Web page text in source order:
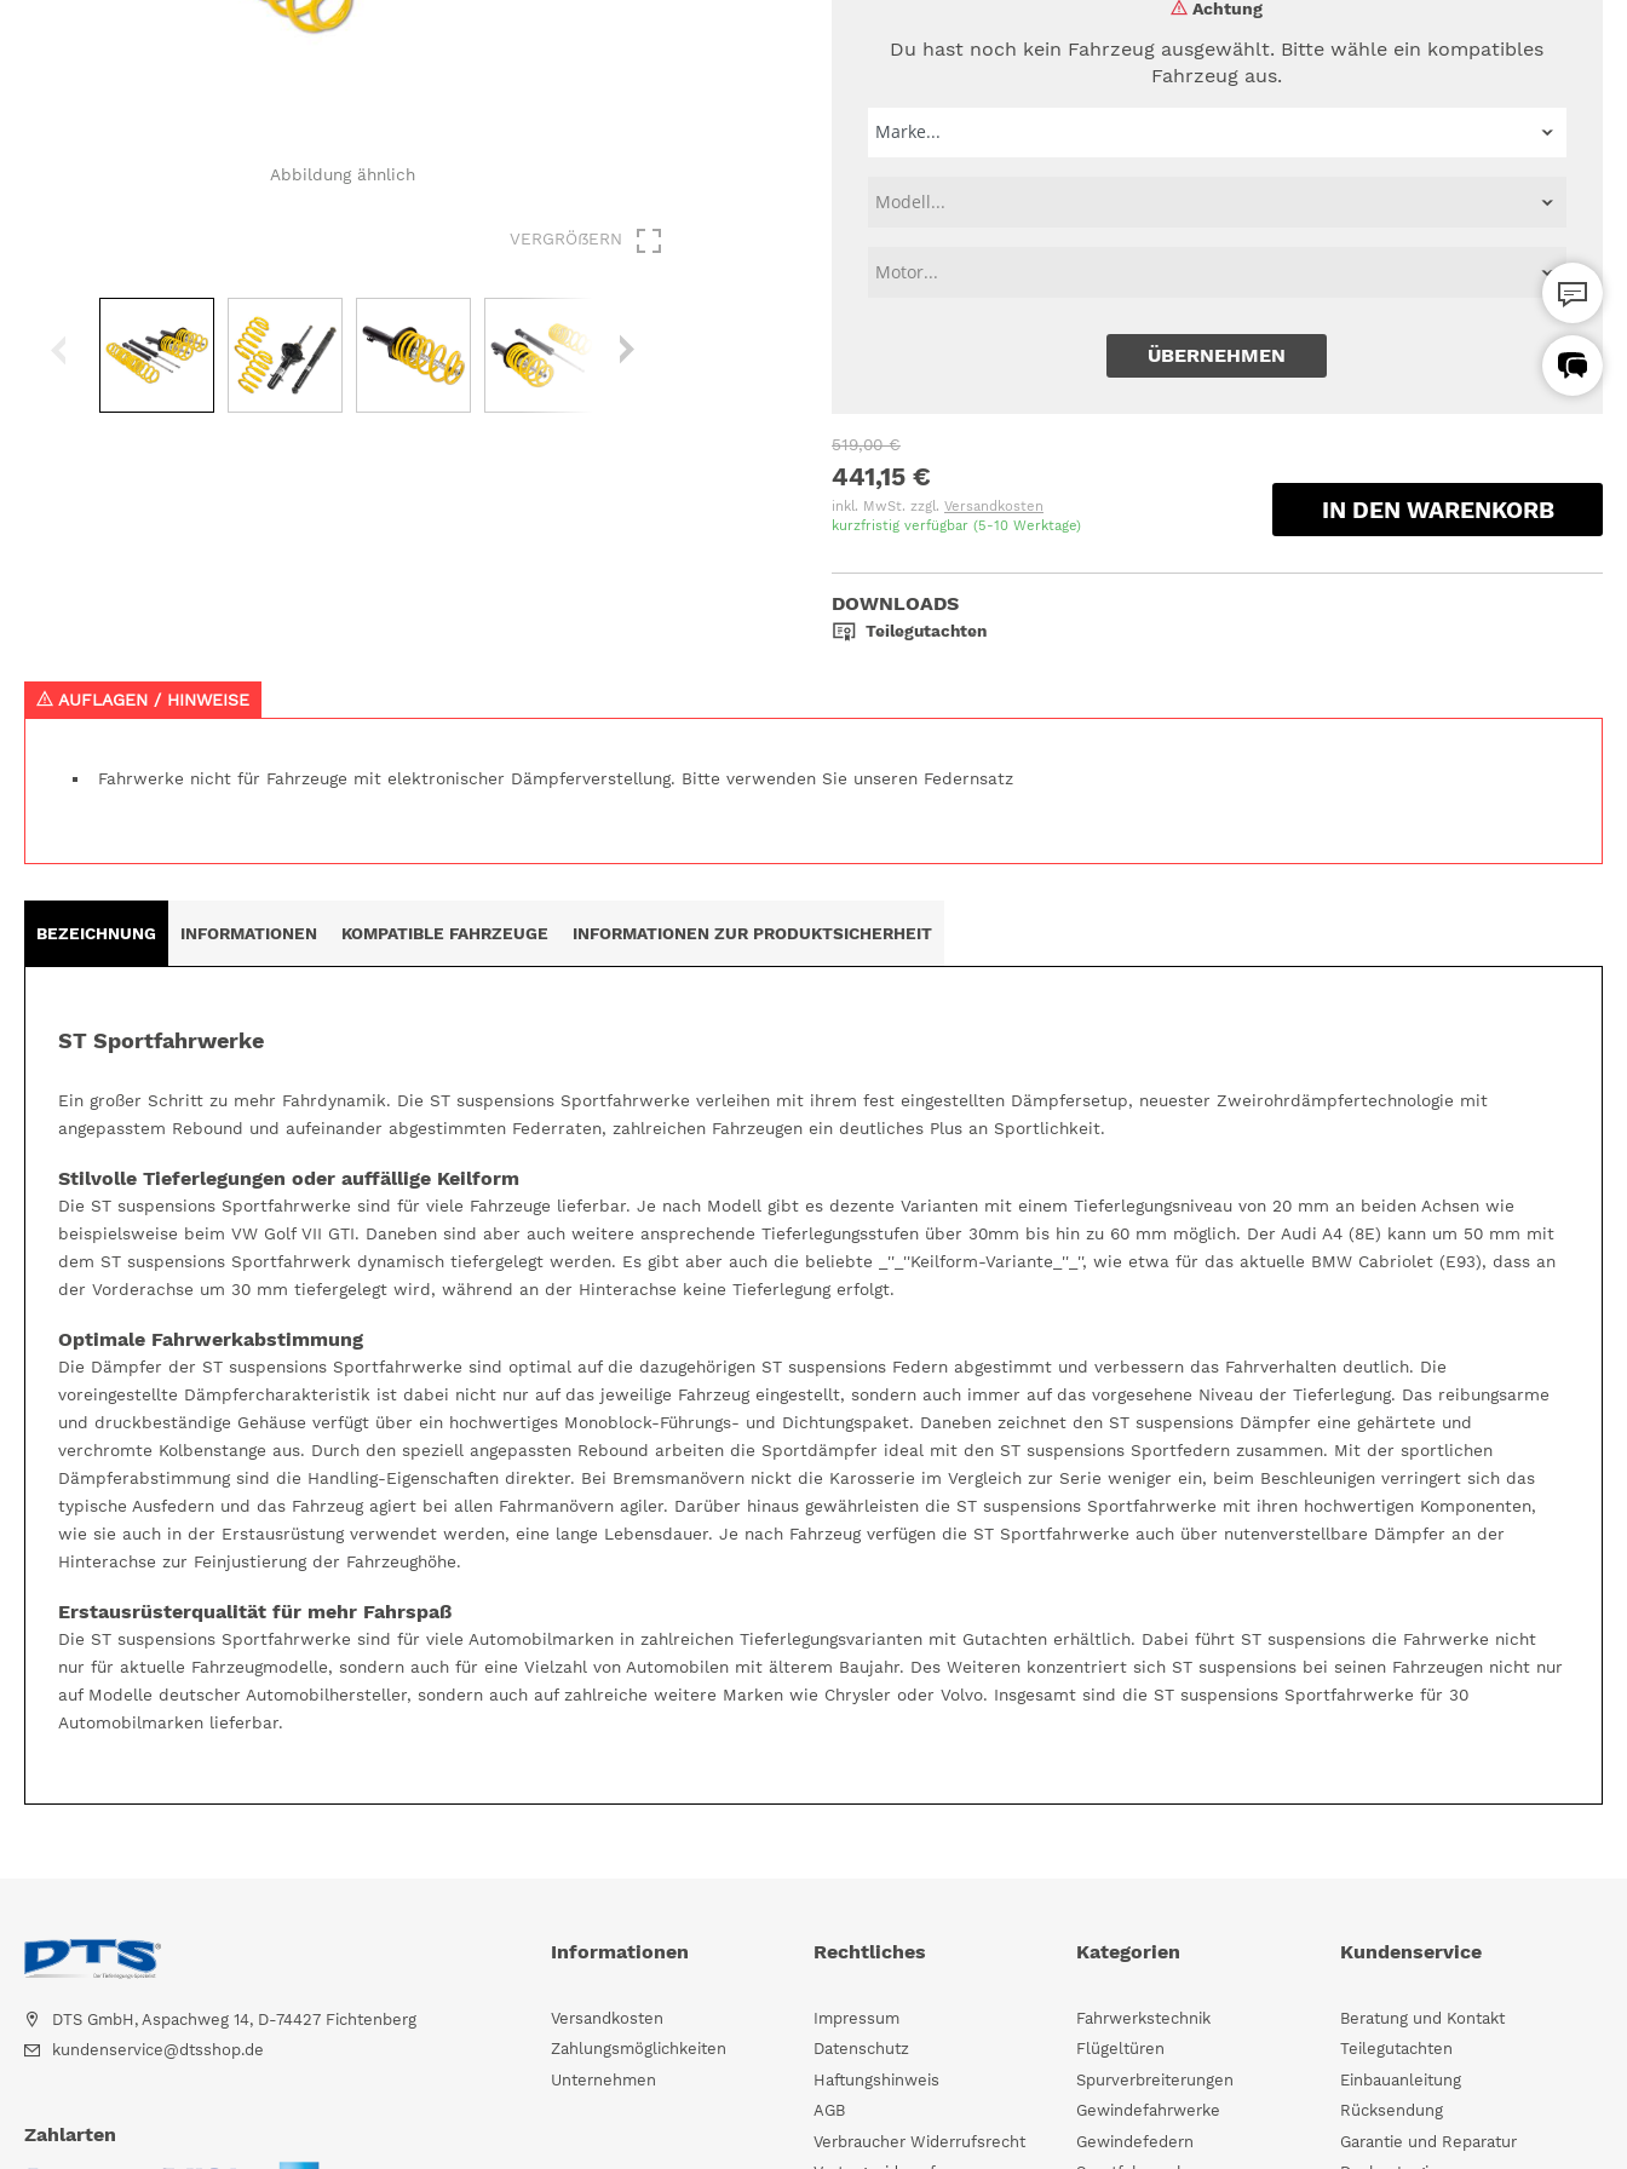
für Skoda
Abbildung ähnlich
VERGRÖßERN
Achtung
Du hast noch kein Fahrzeug ausgewählt. Bitte wähle ein kompatibles
Fahrzeug aus.
ÜBERNEHMEN
519,00 €
441,15 €
inkl. MwSt. zzgl. Versandkosten
kurzfristig verfügbar (5-10 Werktage)
IN DEN WARENKORB
DOWNLOADS
Teilegutachten
AUFLAGEN / HINWEISE
Fahrwerke nicht für Fahrzeuge mit elektronischer Dämpferverstellung. Bitte verwenden Sie unseren Federnsatz
BEZEICHNUNG INFORMATIONEN KOMPATIBLE FAHRZEUGE INFORMATIONEN ZUR PRODUKTSICHERHEIT
ST Sportfahrwerke
Ein großer Schritt zu mehr Fahrdynamik. Die ST suspensions Sportfahrwerke verleihen mit ihrem fest eingestellten Dämpfersetup, neuester Zweirohrdämpfertechnologie mit
angepasstem Rebound und aufeinander abgestimmten Federraten, zahlreichen Fahrzeugen ein deutliches Plus an Sportlichkeit.
Stilvolle Tieferlegungen oder auffällige Keilform
Die ST suspensions Sportfahrwerke sind für viele Fahrzeuge lieferbar. Je nach Modell gibt es dezente Varianten mit einem Tieferlegungsniveau von 20 mm an beiden Achsen wie
beispielsweise beim VW Golf VII GTI. Daneben sind aber auch weitere ansprechende Tieferlegungsstufen über 30mm bis hin zu 60 mm möglich. Der Audi A4 (8E) kann um 50 mm mit
dem ST suspensions Sportfahrwerk dynamisch tiefergelegt werden. Es gibt aber auch die beliebte _''_''Keilform-Variante_''_'', wie etwa für das aktuelle BMW Cabriolet (E93), dass an
der Vorderachse um 30 mm tiefergelegt wird, während an der Hinterachse keine Tieferlegung erfolgt.
Optimale Fahrwerkabstimmung
Die Dämpfer der ST suspensions Sportfahrwerke sind optimal auf die dazugehörigen ST suspensions Federn abgestimmt und verbessern das Fahrverhalten deutlich. Die
voreingestellte Dämpfercharakteristik ist dabei nicht nur auf das jeweilige Fahrzeug eingestellt, sondern auch immer auf das vorgesehene Niveau der Tieferlegung. Das reibungsarme
und druckbeständige Gehäuse verfügt über ein hochwertiges Monoblock-Führungs- und Dichtungspaket. Daneben zeichnet den ST suspensions Dämpfer eine gehärtete und
verchromte Kolbenstange aus. Durch den speziell angepassten Rebound arbeiten die Sportdämpfer ideal mit den ST suspensions Sportfedern zusammen. Mit der sportlichen
Dämpferabstimmung sind die Handling-Eigenschaften direkter. Bei Bremsmanövern nickt die Karosserie im Vergleich zur Serie weniger ein, beim Beschleunigen verringert sich das
typische Ausfedern und das Fahrzeug agiert bei allen Fahrmanövern agiler. Darüber hinaus gewährleisten die ST suspensions Sportfahrwerke mit ihren hochwertigen Komponenten,
wie sie auch in der Erstausrüstung verwendet werden, eine lange Lebensdauer. Je nach Fahrzeug verfügen die ST Sportfahrwerke auch über nutenverstellbare Dämpfer an der
Hinterachse zur Feinjustierung der Fahrzeughöhe.
Erstausrüsterqualität für mehr Fahrspaß
Die ST suspensions Sportfahrwerke sind für viele Automobilmarken in zahlreichen Tieferlegungsvarianten mit Gutachten erhältlich. Dabei führt ST suspensions die Fahrwerke nicht
nur für aktuelle Fahrzeugmodelle, sondern auch für eine Vielzahl von Automobilen mit älterem Baujahr. Des Weiteren konzentriert sich ST suspensions bei seinen Fahrzeugen nicht nur
auf Modelle deutscher Automobilhersteller, sondern auch auf zahlreiche weitere Marken wie Chrysler oder Volvo. Insgesamt sind die ST suspensions Sportfahrwerke für 30
Automobilmarken lieferbar.
DTS GmbH, Aspachweg 14, D-74427 Fichtenberg
kundenservice@dtsshop.de
Zahlarten
Informationen
Versandkosten
Zahlungsmöglichkeiten
Unternehmen
Rechtliches
Impressum
Datenschutz
Haftungshinweis
AGB
Verbraucher Widerrufsrecht
Kategorien
Fahrwerkstechnik
Flügeltüren
Spurverbreiterungen
Gewindefahrwerke
Gewindefedern
Kundenservice
Beratung und Kontakt
Teilegutachten
Einbauanleitung
Rücksendung
Garantie und Reparatur